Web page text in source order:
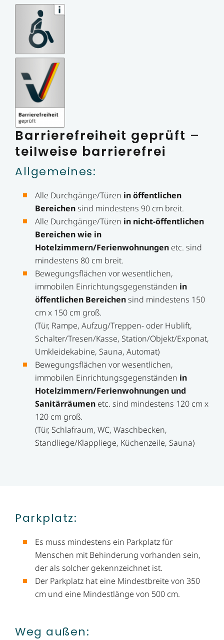
Barrierefreiheit geprüft –
teilweise barrierefrei
Allgemeines:
Alle Durchgänge/Türen in öffentlichen
Bereichensind mindestens 90 cm breit.
Alle Durchgänge/Türen in nicht-öffentlichen
Bereichen wie in
Hotelzimmern/Ferienwohnungen etc. sind
mindestens 80 cm breit.
Bewegungsflächen vor wesentlichen,
immobilen Einrichtungsgegenständen in
öffentlichen Bereichensind mindestens 150
cm x 150 cm groß.
(Tür, Rampe, Aufzug/Treppen- oder Hublift,
Schalter/Tresen/Kasse, Station/Objekt/Exponat,
Umkleidekabine, Sauna, Automat)
Bewegungsflächen vor wesentlichen,
immobilen Einrichtungsgegenständen in
Hotelzimmern/Ferienwohnungen und
Sanitärräumen etc. sind mindestens 120 cm x
120 cm groß.
(Tür, Schlafraum, WC, Waschbecken,
Standliege/Klappliege, Küchenzeile, Sauna)
Parkplatz:
Es muss mindestens ein Parkplatz für
Menschen mit Behinderung vorhanden sein,
der als solcher gekennzeichnet ist.
Der Parkplatz hat eine Mindestbreite von 350
cm und eine Mindestlänge von 500 cm.
Weg außen: